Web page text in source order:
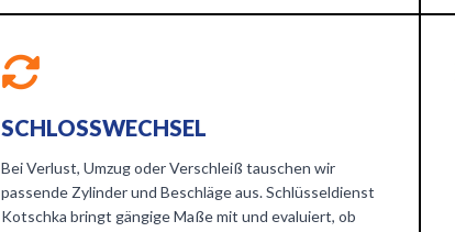
SCHLOSSWECHSEL
Bei Verlust, Umzug oder Verschleiß tauschen wir
passende Zylinder und Beschläge aus. Schlüsseldienst
Kotschka bringt gängige Maße mit und evaluiert, ob